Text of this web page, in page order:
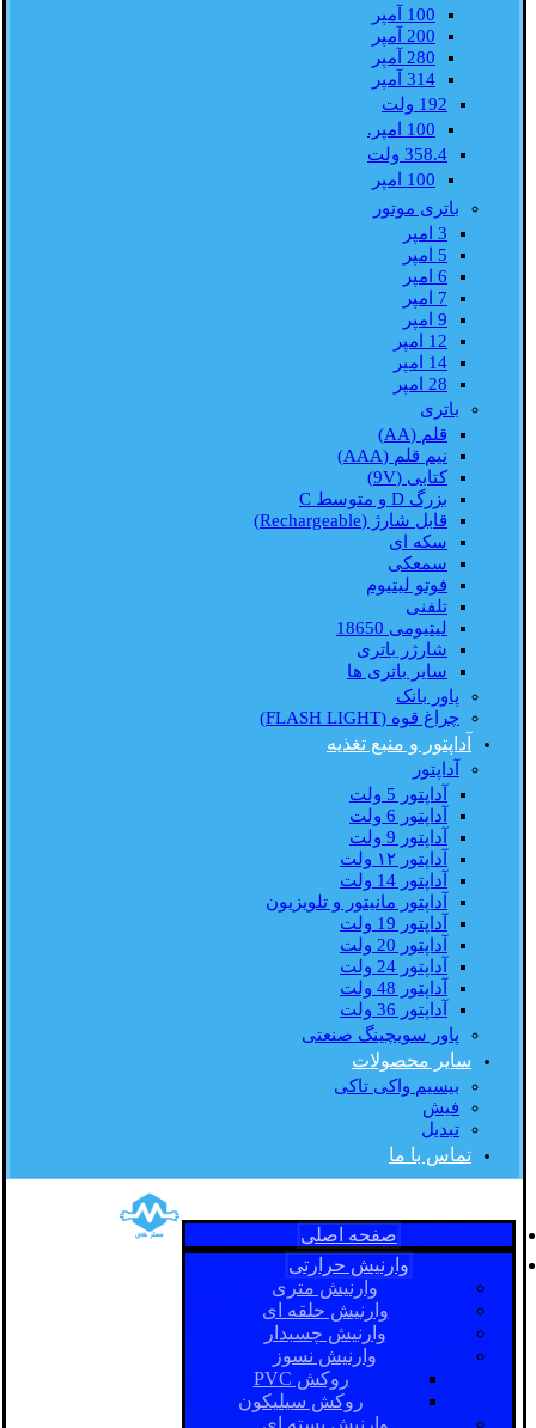
100 آمپر
200 آمپر
280 آمپر
314 آمپر
192 ولت
100 امپر.
358.4 ولت
100 امپر
باتری موتور
3 امپر
5 امپر
6 امپر
7 امپر
9 امپر
12 امپر
14 امپر
28 امپر
باتری
قلم (AA)
نیم قلم (AAA)
کتابی (9V)
بزرگ D و متوسط C
قابل شارژ (Rechargeable)
سکه ای
سمعکی
فوتو لیتیوم
تلفنی
لیتیومی 18650
شارژر باتری
سایر باتری ها
پاور بانک
چراغ قوه (FLASH LIGHT)
آداپتور و منبع تغذیه
آداپتور
آداپتور 5 ولت
آداپتور 6 ولت
آداپتور 9 ولت
آداپتور ۱۲ ولت
آداپتور 14 ولت
آداپتور مانیتور و تلویزیون
آداپتور 19 ولت
آداپتور 20 ولت
آداپتور 24 ولت
آداپتور 48 ولت
آداپتور 36 ولت
پاور سویچینگ صنعتی
سایر محصولات
بیسیم واکی تاکی
فیش
تبدیل
تماس با ما
صفحه اصلی
وارنیش حرارتی
وارنیش متری
وارنیش حلقه ای
وارنیش چسبدار
وارنیش نسوز
روکش PVC
روکش سیلیکون
وارنیش بسته ای